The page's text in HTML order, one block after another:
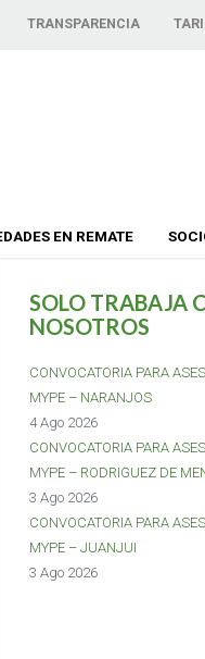
TRANSPARENCIA
EN REMATE
SOLO TRABAJA
NOSOTROS
CONVOCATORIA PARA
MYPE – NARANJOS
4 Ago 2026
CONVOCATORIA PARA
MYPE – RODRIGUEZ DE
3 Ago 2026
CONVOCATORIA PARA
MYPE – JUANJUI
3 Ago 2026